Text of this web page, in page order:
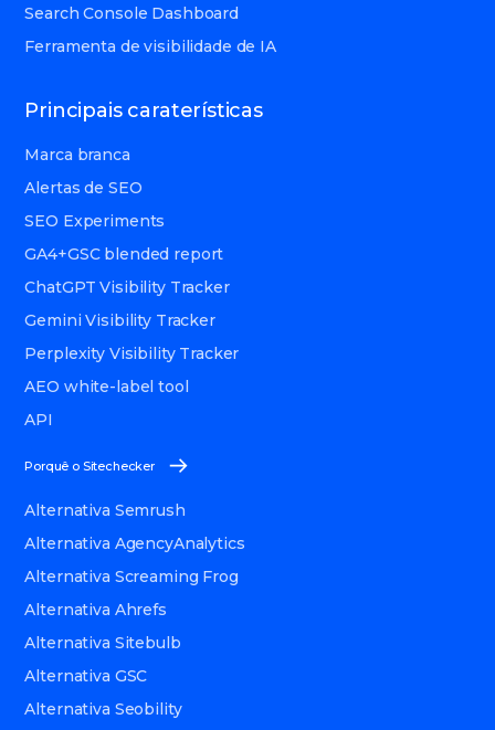
Search Console Dashboard
Ferramenta de visibilidade de IA
Principais caraterísticas
Marca branca
Alertas de SEO
SEO Experiments
GA4+GSC blended report
ChatGPT Visibility Tracker
Gemini Visibility Tracker
Perplexity Visibility Tracker
AEO white-label tool
API
Porquê o Sitechecker
Alternativa Semrush
Alternativa AgencyAnalytics
Alternativa Screaming Frog
Alternativa Ahrefs
Alternativa Sitebulb
Alternativa GSC
Alternativa Seobility